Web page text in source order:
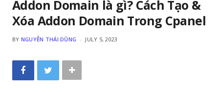
m
Addon Domain là gì? Cách Tạo &
Xóa Addon Domain Trong Cpanel
BY NGUYỄN THÁI DŨNG JULY 5, 2023